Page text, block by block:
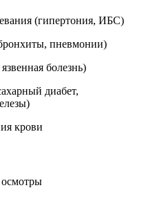
(гипертония, ИБС)
пневмонии)
болезнь)
диабет,
крови